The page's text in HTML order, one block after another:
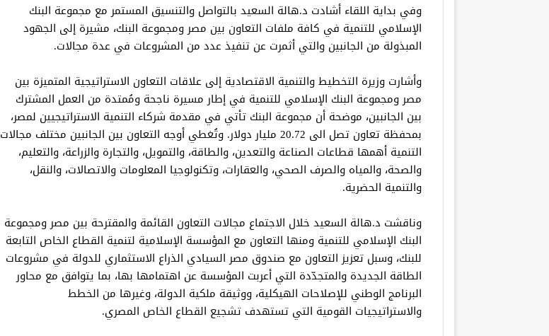
وفي بداية اللقاء أشادت د.هالة السعيد بالتواصل والتنسيق المستمر مع مجموعة البنك
الإسلامي للتنمية في كافة ملفات التعاون بين مصر ومجموعة البنك، مشيرة إلى الجهود
المبذولة من الجانبين والتي أثمرت عن تنفيذ عدد من المشروعات في عدة مجالات.
وأشارت وزيرة التخطيط والتنمية الاقتصادية إلى علاقات التعاون الاستراتيجية المتميزة بين
مصر ومجموعة البنك الإسلامي للتنمية في إطار مسيرة ناجحة ومُمتدة من العمل المشترك
بين الجانبين، موضحة أن مجموعة البنك تأتي في مقدمة شركاء التنمية الاستراتيجيين لمصر،
بمحفظة تعاون تصل الى 20.72 مليار دولار. وتُغطي أوجه التعاون بين الجانبين مختلف مجالات
التنمية أهمها قطاعات الصناعة والتعدين، والطاقة، والتمويل، والتجارة والزراعة، والتعليم،
والصحة، والمياه والصرف الصحي، والعقارات، وتكنولوجيا المعلومات والاتصالات، والنقل،
والتنمية الحضرية.
وناقشت د.هالة السعيد خلال الاجتماع مجالات التعاون القائمة والمقترحة بين مصر ومجموعة
البنك الإسلامي للتنمية ومنها التعاون مع المؤسسة الإسلامية لتنمية القطاع الخاص التابعة
للبنك، وسبل تعزيز التعاون مع صندوق مصر السيادي الذراع الاستثماري للدولة في مشروعات
الطاقة الجديدة والمتجدّدة التي أعربت المؤسسة عن اهتمامها بها، بما يتوافق مع محاور
البرنامج الوطني للإصلاحات الهيكلية، ووثيقة ملكية الدولة، وغيرها من الخطط
والاستراتيجيات القومية التي تستهدف تشجيع القطاع الخاص المصري.